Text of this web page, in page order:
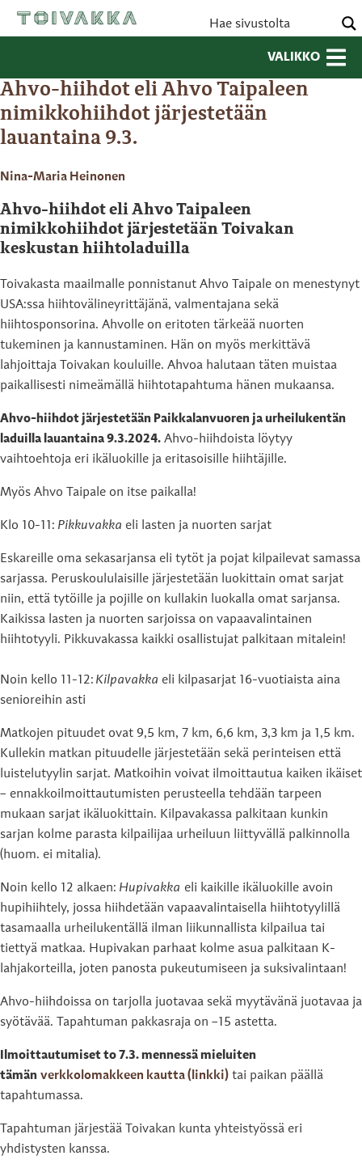
VALIKKO
Ahvo-hiihdot eli Ahvo Taipaleen
nimikkohiihdot järjestetään
lauantaina 9.3.
Nina-Maria Heinonen
Ahvo-hiihdot eli Ahvo Taipaleen
nimikkohiihdot järjestetään Toivakan
keskustan hiihtoladuilla
Toivakasta maailmalle ponnistanut Ahvo Taipale on menestynyt
USA:ssa hiihtovälineyrittäjänä, valmentajana sekä
hiihtosponsorina. Ahvolle on eritoten tärkeää nuorten
tukeminen ja kannustaminen. Hän on myös merkittävä
lahjoittaja Toivakan kouluille. Ahvoa halutaan täten muistaa
paikallisesti nimeämällä hiihtotapahtuma hänen mukaansa.
Ahvo-hiihdot järjestetään Paikkalanvuoren ja urheilukentän
laduilla lauantaina 9.3.2024. Ahvo-hiihdoista löytyy
vaihtoehtoja eri ikäluokille ja eritasoisille hiihtäjille.
Myös Ahvo Taipale on itse paikalla!
Klo 10-11: Pikkuvakka eli lasten ja nuorten sarjat
Eskareille oma sekasarjansa eli tytöt ja pojat kilpailevat samassa
sarjassa. Peruskoululaisille järjestetään luokittain omat sarjat
niin, että tytöille ja pojille on kullakin luokalla omat sarjansa.
Kaikissa lasten ja nuorten sarjoissa on vapaavalintainen
hiihtotyyli. Pikkuvakassa kaikki osallistujat palkitaan mitalein!
Noin kello 11-12: Kilpavakka eli kilpasarjat 16-vuotiaista aina
senioreihin asti
Matkojen pituudet ovat 9,5 km, 7 km, 6,6 km, 3,3 km ja 1,5 km.
Kullekin matkan pituudelle järjestetään sekä perinteisen että
luistelutyylin sarjat. Matkoihin voivat ilmoittautua kaiken ikäiset
– ennakkoilmoittautumisten perusteella tehdään tarpeen
mukaan sarjat ikäluokittain. Kilpavakassa palkitaan kunkin
sarjan kolme parasta kilpailijaa urheiluun liittyvällä palkinnolla
(huom. ei mitalia).
Noin kello 12 alkaen: Hupivakka eli kaikille ikäluokille avoin
hupihiihtely, jossa hiihdetään vapaavalintaisella hiihtotyylillä
tasamaalla urheilukentällä ilman liikunnallista kilpailua tai
tiettyä matkaa. Hupivakan parhaat kolme asua palkitaan K-
lahjakorteilla, joten panosta pukeutumiseen ja suksivalintaan!
Ahvo-hiihdoissa on tarjolla juotavaa sekä myytävänä juotavaa ja
syötävää. Tapahtuman pakkasraja on –15 astetta.
Ilmoittautumiset to 7.3. mennessä mieluiten
tämän verkkolomakkeen kautta (linkki) tai paikan päällä
tapahtumassa.
Tapahtuman järjestää Toivakan kunta yhteistyössä eri
yhdistysten kanssa.